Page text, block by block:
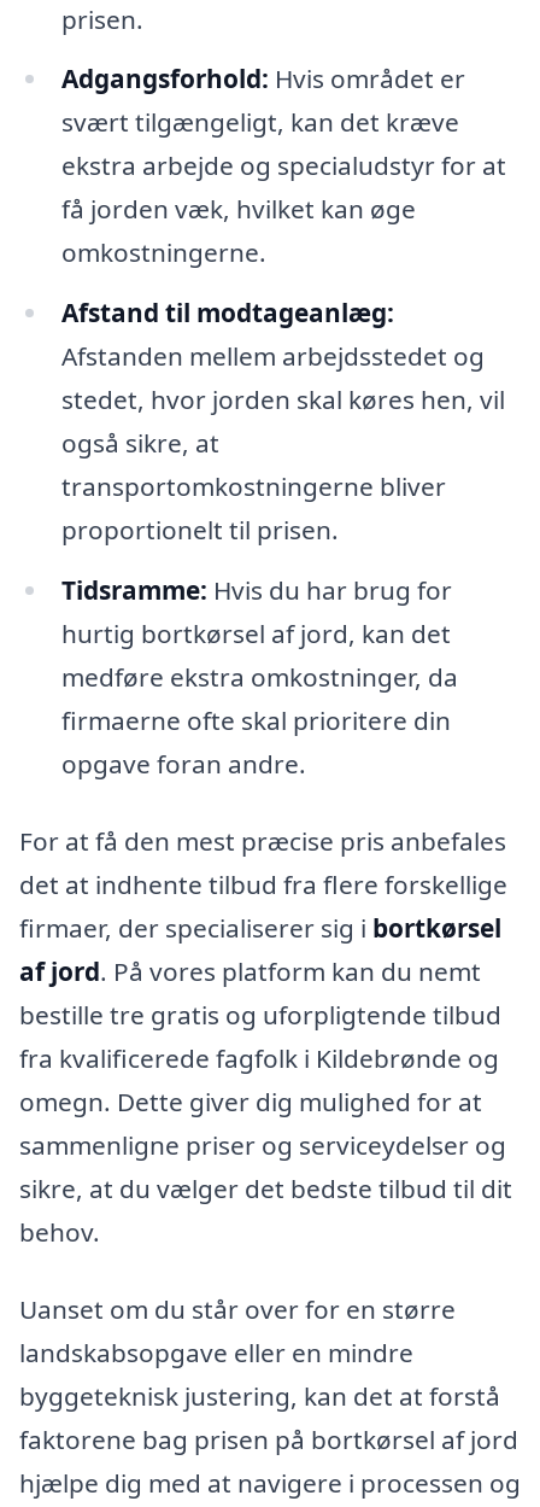
prisen.
Adgangsforhold: Hvis området er
svært tilgængeligt, kan det kræve
ekstra arbejde og specialudstyr for at
få jorden væk, hvilket kan øge
omkostningerne.
Afstand til modtageanlæg:
Afstanden mellem arbejdsstedet og
stedet, hvor jorden skal køres hen, vil
også sikre, at
transportomkostningerne bliver
proportionelt til prisen.
Tidsramme: Hvis du har brug for
hurtig bortkørsel af jord, kan det
medføre ekstra omkostninger, da
firmaerne ofte skal prioritere din
opgave foran andre.
For at få den mest præcise pris anbefales
det at indhente tilbud fra flere forskellige
firmaer, der specialiserer sig i bortkørsel
af jord. På vores platform kan du nemt
bestille tre gratis og uforpligtende tilbud
fra kvalificerede fagfolk i Kildebrønde og
omegn. Dette giver dig mulighed for at
sammenligne priser og serviceydelser og
sikre, at du vælger det bedste tilbud til dit
behov.
Uanset om du står over for en større
landskabsopgave eller en mindre
byggeteknisk justering, kan det at forstå
faktorene bag prisen på bortkørsel af jord
hjælpe dig med at navigere i processen og